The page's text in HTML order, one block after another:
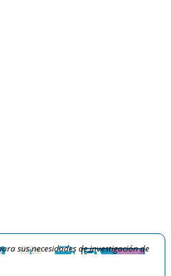
sus necesidades de investigación de